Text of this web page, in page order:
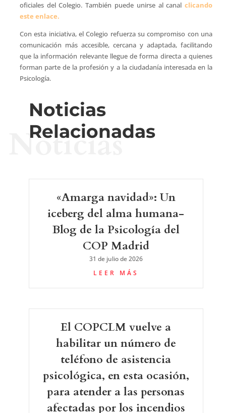
oficiales del Colegio. También puede unirse al canalclicando
este enlace.
Con esta iniciativa, el Colegio refuerza su compromiso con una
comunicación más accesible, cercana y adaptada, facilitando
que la información relevante llegue de forma directa a quienes
forman parte de la profesión y a la ciudadanía interesada en la
Psicología.
Noticias
Relacionadas
Noticias
«Amarga navidad»: Un
iceberg del alma humana-
Blog de la Psicología del
COP Madrid
31 de julio de 2026
LEER MÁS
El COPCLM vuelve a
habilitar un número de
teléfono de asistencia
psicológica, en esta ocasión,
para atender a las personas
afectadas por los incendios